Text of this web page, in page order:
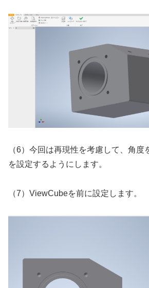
（6）今回は再現性を考慮して、角度
を設定するようにします。
（7）ViewCubeを前に設定します。